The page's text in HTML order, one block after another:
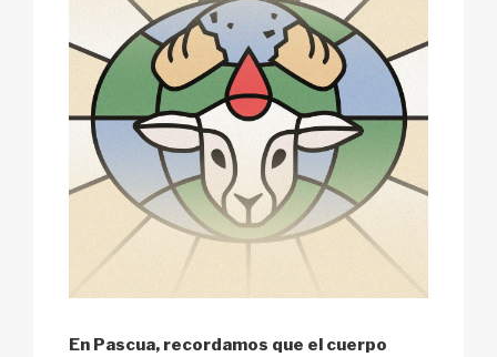
En Pascua, recordamos que el cuerpo